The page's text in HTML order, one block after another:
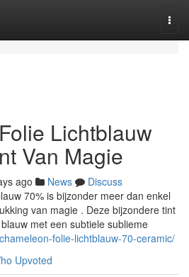
Lichtblauw
Van Magie
ago News
Discuss
70% is bijzonder meer dan enkel
van magie . Deze bijzondere tint
met een subtiele sublieme
folie-lichtblauw-70-ceramic/
Upvoted